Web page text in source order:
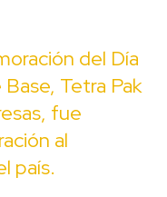
del Día
Tetra Pak
fue
al
país.